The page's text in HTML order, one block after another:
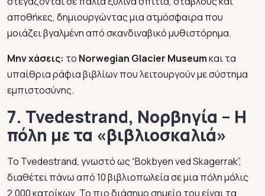
αποθήκες, δημιουργώντας μια ατμόσφαιρα που
μοιάζει βγαλμένη από σκανδιναβικό μυθιστόρημα.
Μην χάσεις: το Norwegian Glacier Museumκαι τα
υπαίθρια ράφια βιβλίων που λειτουργούν με σύστημα
εμπιστοσύνης.
7. Tvedestrand, Νορβηγία – Η
πόλη με τα «βιβλιοσκαλιά»
Το Tvedestrand, γνωστό ως “Bokbyen ved Skagerrak”,
διαθέτει πάνω από 10 βιβλιοπωλεία σε μια πόλη μόλις
2.000 κατοίκων. Το πιο διάσημο σημείο του είναι τα